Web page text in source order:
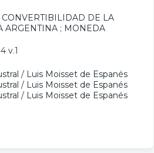
CONVERTIBILIDAD DE LA
ARGENTINA ; MONEDA
v.1
/ Luis Moisset de Espanés
/ Luis Moisset de Espanés
/ Luis Moisset de Espanés